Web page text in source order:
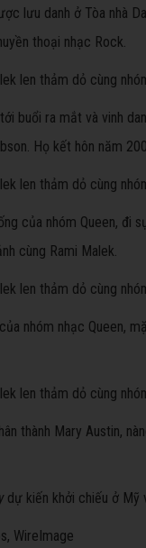
lưu danh ở Tòa nhà
thoại nhạc Rock.
buổi ra mắt và vinh
Họ kết hôn năm
của nhóm Queen, đi
cùng Rami Malek.
nhóm nhạc Queen,
thành Mary Austin,
dự kiến khởi chiếu ở Mỹ
WireImage